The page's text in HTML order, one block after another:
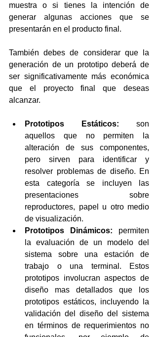
muestra o si tienes la intención de
generar algunas acciones que se
presentarán en el producto final.
También debes de considerar que la
generación de un prototipo deberá de
ser significativamente más económica
que el proyecto final que deseas
alcanzar.
Prototipos Estáticos: son
aquellos que no permiten la
alteración de sus componentes,
pero sirven para identificar y
resolver problemas de diseño. En
esta categoría se incluyen las
presentaciones sobre
reproductores, papel u otro medio
de visualización.
Prototipos Dinámicos: permiten
la evaluación de un modelo del
sistema sobre una estación de
trabajo o una terminal. Estos
prototipos involucran aspectos de
diseño mas detallados que los
prototipos estáticos, incluyendo la
validación del diseño del sistema
en términos de requerimientos no